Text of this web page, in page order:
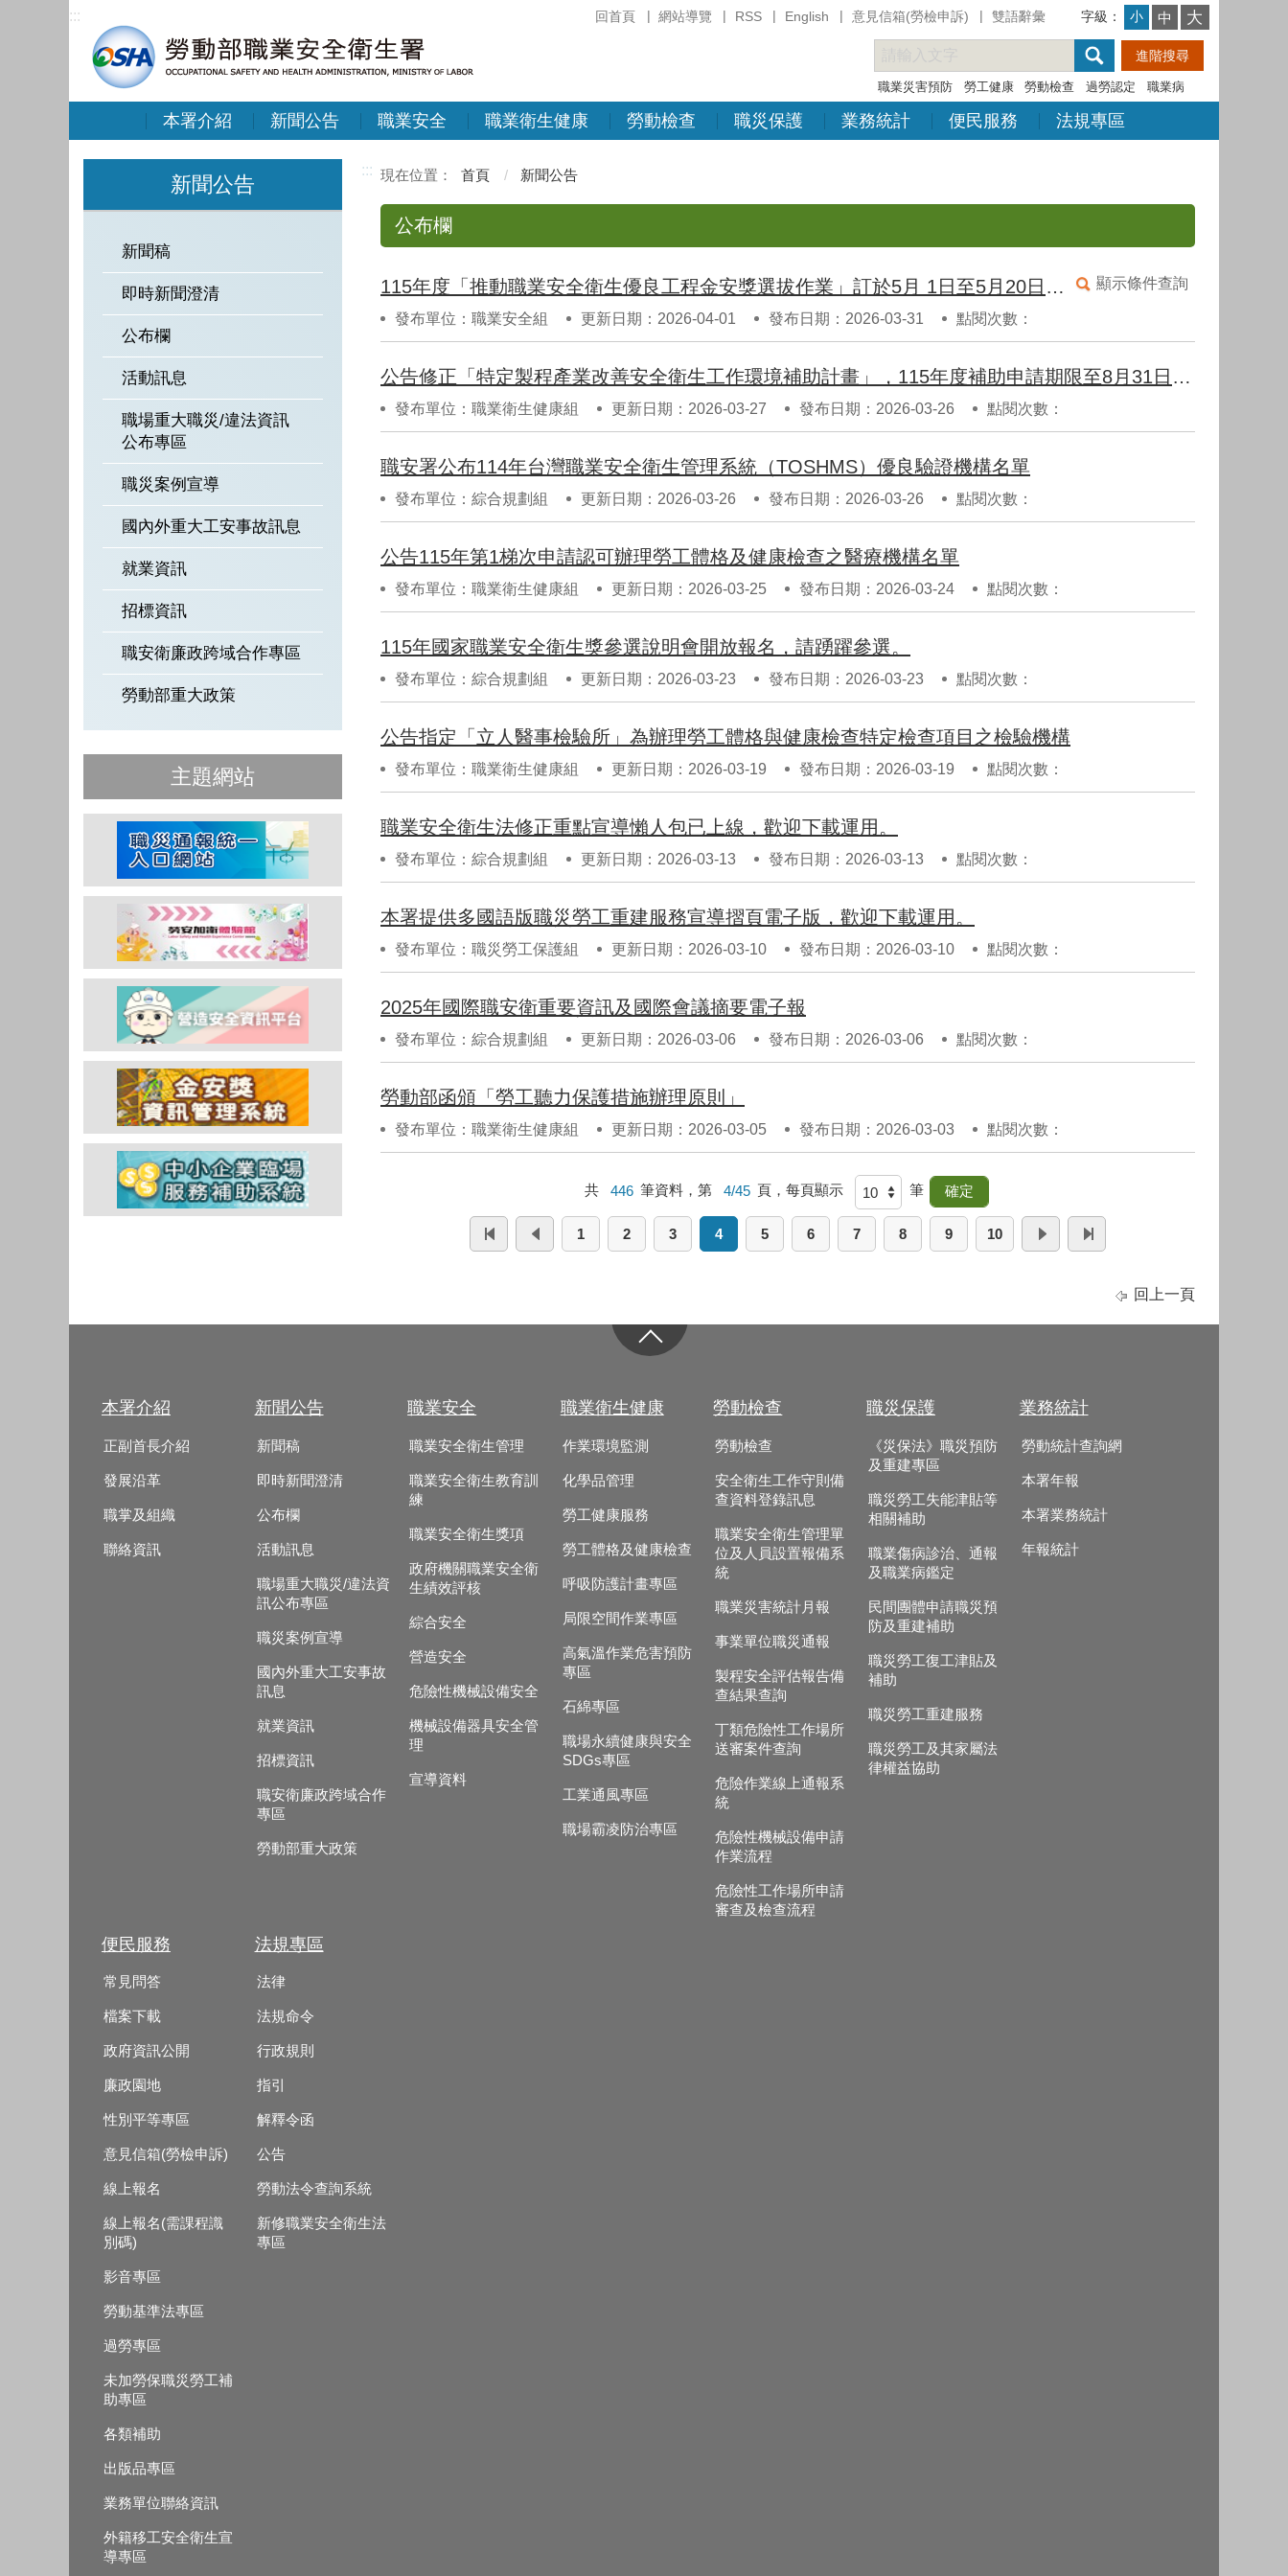
回首頁 網站導覽 RSS English 意見信箱(勞檢申訴) 雙語辭彙
::: 字級： 小 中 大
職業災害預防 勞工健康 勞動檢查 過勞認定 職業病
本署介紹 新聞公告 職業安全 職業衛生健康 勞動檢查 職災保護 業務統計 便民服務 法規專區
新聞公告
新聞稿
即時新聞澄清
公布欄
活動訊息
職場重大職災/違法資訊
公布專區
職災案例宣導
國內外重大工安事故訊息
就業資訊
招標資訊
職安衛廉政跨域合作專區
勞動部重大政策
主題網站
::: 首頁 新聞公告
公布欄
顯示條件查詢
115年度「推動職業安全衛生優良工程金安獎選拔作業」訂於5月 1日至5月20日受理報名。
發布單位：職業安全組 更新日期：2026-04-01 發布日期：2026-03-31 點閱次數：
公告修正「特定製程產業改善安全衛生工作環境補助計畫」，115年度補助申請期限至8月31日止。
發布單位：職業衛生健康組 更新日期：2026-03-27 發布日期：2026-03-26 點閱次數：
職安署公布114年台灣職業安全衛生管理系統（TOSHMS）優良驗證機構名單
發布單位：綜合規劃組 更新日期：2026-03-26 發布日期：2026-03-26 點閱次數：
公告115年第1梯次申請認可辦理勞工體格及健康檢查之醫療機構名單
發布單位：職業衛生健康組 更新日期：2026-03-25 發布日期：2026-03-24 點閱次數：
115年國家職業安全衛生獎參選說明會開放報名，請踴躍參選。
發布單位：綜合規劃組 更新日期：2026-03-23 發布日期：2026-03-23 點閱次數：
公告指定「立人醫事檢驗所」為辦理勞工體格與健康檢查特定檢查項目之檢驗機構
發布單位：職業衛生健康組 更新日期：2026-03-19 發布日期：2026-03-19 點閱次數：
職業安全衛生法修正重點宣導懶人包已上線，歡迎下載運用。
發布單位：綜合規劃組 更新日期：2026-03-13 發布日期：2026-03-13 點閱次數：
本署提供多國語版職災勞工重建服務宣導摺頁電子版，歡迎下載運用。
發布單位：職災勞工保護組 更新日期：2026-03-10 發布日期：2026-03-10 點閱次數：
2025年國際職安衛重要資訊及國際會議摘要電子報
發布單位：綜合規劃組 更新日期：2026-03-06 發布日期：2026-03-06 點閱次數：
勞動部函頒「勞工聽力保護措施辦理原則」
發布單位：職業衛生健康組 更新日期：2026-03-05 發布日期：2026-03-03 點閱次數：
共 446 筆資料，第 4/45 頁，每頁顯示 筆
1 2 3 4 5 6 7 8 9 10
回上一頁
本署介紹
正副首長介紹
發展沿革
職掌及組織
聯絡資訊
新聞公告
新聞稿
即時新聞澄清
公布欄
活動訊息
職場重大職災/違法資
訊公布專區
職災案例宣導
國內外重大工安事故
訊息
就業資訊
招標資訊
職安衛廉政跨域合作
專區
勞動部重大政策
職業安全
職業安全衛生管理
職業安全衛生教育訓
練
職業安全衛生獎項
政府機關職業安全衛
生績效評核
綜合安全
營造安全
危險性機械設備安全
機械設備器具安全管
理
宣導資料
職業衛生健康
作業環境監測
化學品管理
勞工健康服務
勞工體格及健康檢查
呼吸防護計畫專區
局限空間作業專區
高氣溫作業危害預防
專區
石綿專區
職場永續健康與安全
SDGs專區
工業通風專區
職場霸凌防治專區
勞動檢查
勞動檢查
安全衛生工作守則備
查資料登錄訊息
職業安全衛生管理單
位及人員設置報備系
統
職業災害統計月報
事業單位職災通報
製程安全評估報告備
查結果查詢
丁類危險性工作場所
送審案件查詢
危險作業線上通報系
統
危險性機械設備申請
作業流程
危險性工作場所申請
審查及檢查流程
職災保護
《災保法》職災預防
及重建專區
職災勞工失能津貼等
相關補助
職業傷病診治、通報
及職業病鑑定
民間團體申請職災預
防及重建補助
職災勞工復工津貼及
補助
職災勞工重建服務
職災勞工及其家屬法
律權益協助
業務統計
勞動統計查詢網
本署年報
本署業務統計
年報統計
便民服務
常見問答
檔案下載
政府資訊公開
廉政園地
性別平等專區
意見信箱(勞檢申訴)
線上報名
線上報名(需課程識
別碼)
影音專區
勞動基準法專區
過勞專區
未加勞保職災勞工補
助專區
各類補助
出版品專區
業務單位聯絡資訊
外籍移工安全衛生宣
導專區
法規專區
法律
法規命令
行政規則
指引
解釋令函
公告
勞動法令查詢系統
新修職業安全衛生法
專區